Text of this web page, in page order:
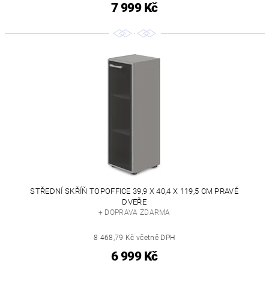
7 999 Kč
STŘEDNÍ SKŘÍŇ TOPOFFICE 39,9 X 40,4 X 119,5 CM PRAVÉ
DVEŘE
+ DOPRAVA ZDARMA
8 468,79 Kč včetně DPH
6 999 Kč